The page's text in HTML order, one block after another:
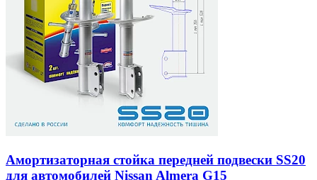
Амортизаторная стойка передней подвески SS20
для автомобилей Nissan Almera G15